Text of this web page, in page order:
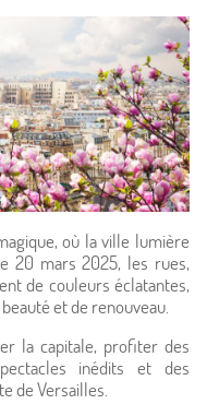
où la ville lumière
20 mars 2025, les rues,
de couleurs éclatantes,
et de renouveau.
la capitale, profiter des
inédits et des
de Versailles.